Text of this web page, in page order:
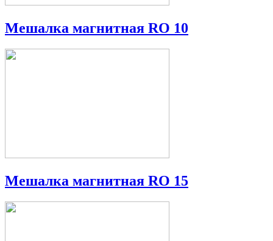
Мешалка магнитная RO 10
Мешалка магнитная RO 15